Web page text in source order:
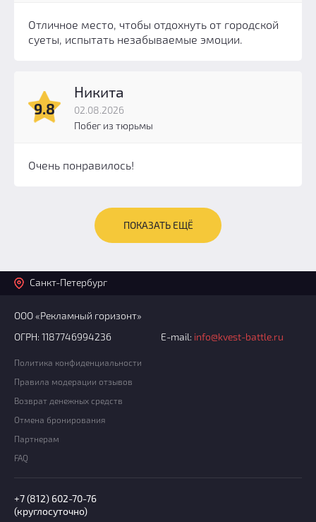
Отличное место, чтобы отдохнуть от городской
суеты, испытать незабываемые эмоции.
9.8
Никита
02.08.2026
Побег из тюрьмы
Очень понравилось!
ПОКАЗАТЬ ЕЩЁ
Санкт-Петербург
ООО «Рекламный горизонт»
ОГРН: 1187746994236
E-mail: info@kvest-battle.ru
Политика конфиденциальности
Правила модерации отзывов
Возврат денежных средств
Отмена бронирования
Партнерам
FAQ
+7 (812) 602-70-76
(круглосуточно)